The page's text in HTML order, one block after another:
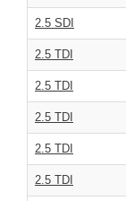
2.5 SDI
2.5 TDI
2.5 TDI
2.5 TDI
2.5 TDI
2.5 TDI